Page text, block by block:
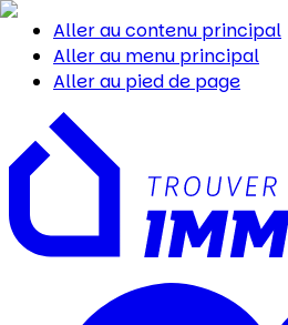
Aller au contenu principal
Aller au menu principal
Aller au pied de page